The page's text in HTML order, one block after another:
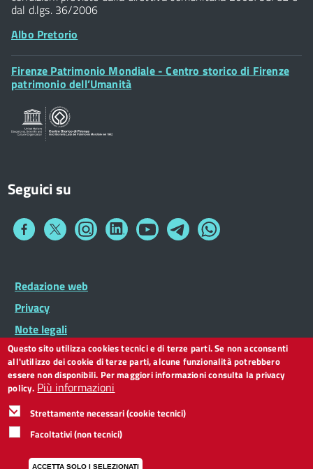
Posta Elettronica Certificata
dal d.lgs. 36/2006
Albo Pretorio
Footer
Widget
Firenze Patrimonio Mondiale - Centro storico di Firenze
patrimonio dell’Umanità
Seguici su
Collegamento
Collegamento
a
Collegamento
a
Collegamento
a
Collegamento
a
Collegamento
a
Collegamento
a
Footer
Widget
Footer
menu
Redazione web
Privacy
Note legali
Dichiarazione di accessibilità
CC BY 3.0 IT
Questo sito utilizza cookies tecnici e di terze parti. Se non acconsenti
all'utilizzo dei cookie di terze parti, alcune funzionalità potrebbero
essere non disponibili. Per maggiori informazioni consulta la privacy
policy. Più informazioni
Strettamente necessari (cookie tecnici)
Facoltativi (non tecnici)
ACCETTA SOLO I SELEZIONATI